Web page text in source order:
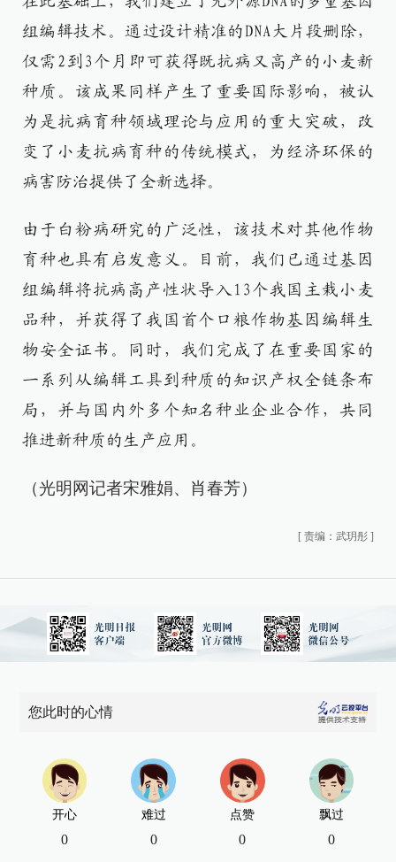
组编辑技术。通过设计精准的DNA大片段删除，
仅需2到3个月即可获得既抗病又高产的小麦新
种质。该成果同样产生了重要国际影响，被认
为是抗病育种领域理论与应用的重大突破，改
变了小麦抗病育种的传统模式，为经济环保的
病害防治提供了全新选择。​
由于白粉病研究的广泛性，该技术对其他作物
育种也具有启发意义。目前，我们已通过基因
组编辑将抗病高产性状导入13个我国主栽小麦
品种，并获得了我国首个口粮作物基因编辑生
物安全证书。同时，我们完成了在重要国家的
一系列从编辑工具到种质的知识产权全链条布
局，并与国内外多个知名种业企业合作，共同
推进新种质的生产应用。​
（光明网记者宋雅娟、肖春芳）
[ 责编：武玥彤 ]
您此时的心情
开心
0
难过
0
点赞
0
飘过
0